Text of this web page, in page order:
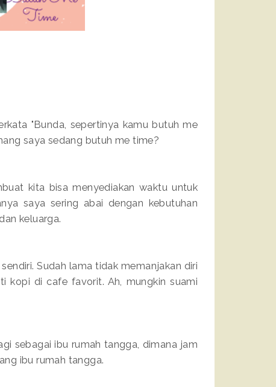
"Bunda, sepertinya kamu butuh me
saya sedang butuh me time?
kita bisa menyediakan waktu untuk
saya sering abai dengan kebutuhan
keluarga.
Sudah lama tidak memanjakan diri
kopi di cafe favorit. Ah, mungkin suami
sebagai ibu rumah tangga, dimana jam
ibu rumah tangga.